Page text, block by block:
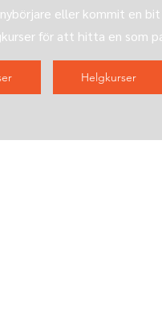
eller kommit en
för att hitta en som
Helgkurser